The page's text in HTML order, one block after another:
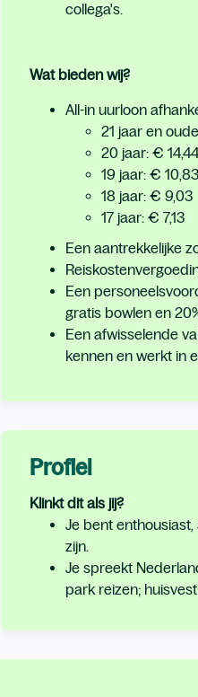
collega's.
Wat bieden wij?
All-in uurloon
21 jaar en
20 jaar: € 14,44
19 jaar: € 10,83
18 jaar: € 9,03
17 jaar: € 7,13
Een aantrekkelijke
Een
gratis bowlen en
Een afwisselende
kennen en werkt in
Profiel
Klinkt dit als jij?
Je bent
zijn.
Je spreekt
park reizen;